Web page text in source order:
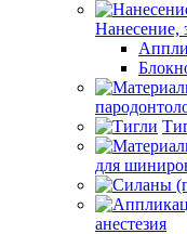
Нанесение,
для
анестезия